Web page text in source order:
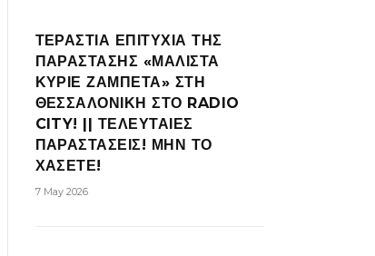
ΤΕΡΑΣΤΙΑ ΕΠΙΤΥΧΙΑ ΤΗΣ
ΠΑΡΑΣΤΑΣΗΣ «ΜΑΛΙΣΤΑ
ΚΥΡΙΕ ΖΑΜΠΕΤΑ» ΣΤΗ
ΘΕΣΣΑΛΟΝΙΚΗ ΣΤΟ RADIO
CITY! || ΤΕΛΕΥΤΑΙΕΣ
ΠΑΡΑΣΤΑΣΕΙΣ! ΜΗΝ ΤΟ
ΧΑΣΕΤΕ!
7 May 2026